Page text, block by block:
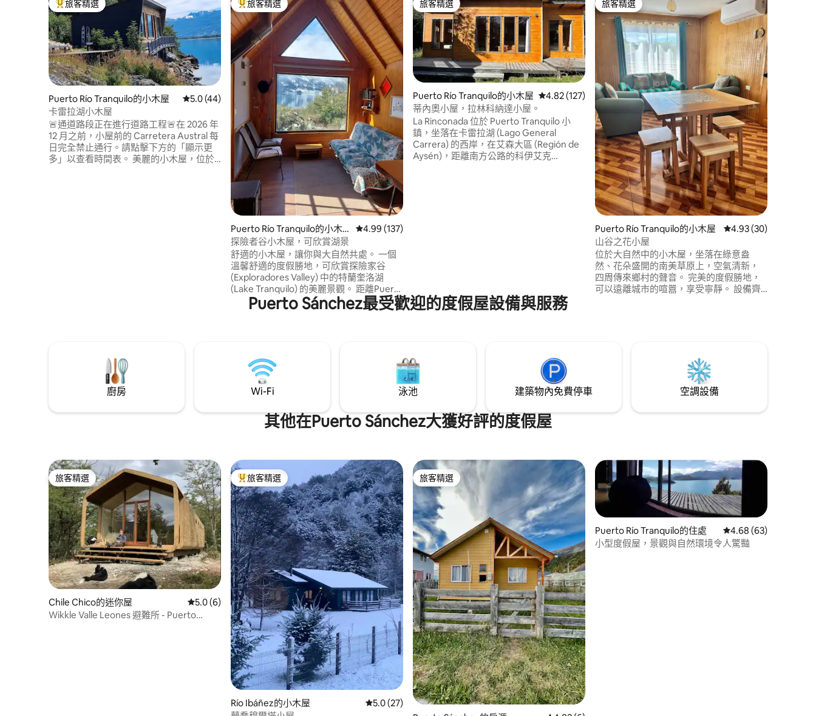
旅客精選榜首
旅客精選
Puerto Río Tranquilo的小木屋 從 44 則評價中獲得 5.0 的平均評分（滿分 5 分）
5.0 (44)
卡雷拉湖小木屋
🚨通道路段正在進行道路工程🚨在 2026 年
12 月之前，小屋前的 Carretera Austral 每
日完全禁止通行。請點擊下方的「顯示更
多」以查看時間表。 美麗的小木屋，位於
旅客精選榜首
旅客精選
Puerto Río Tranquilo的小木
屋
從 137 則評價中獲得 4.99 的平均評分（滿分 5 分）
4.99 (137)
探險者谷小木屋，可欣賞湖景
舒適的小木屋，讓你與大自然共處。 一個
溫馨舒適的度假勝地，可欣賞探險家谷
(Exploradores Valley) 中的特蘭奎洛湖
(Lake Tranquilo) 的美麗景觀。 距離Puerto
Río Tranquilo 11公里，可在那裡預訂前往
Gral湖大理石教堂的行程。Carrera、
木，以及採摘野生水果。
旅客精選
旅客精選
Puerto Río Tranquilo的小木屋 從 127 則評價中獲得 4.82 的平均評分（滿分 5 分）
4.82 (127)
蒂內奧小屋，拉林科納達小屋。
La Rinconada 位於 Puerto Tranquilo 小
鎮，坐落在卡雷拉湖 (Lago General
Carrera) 的西岸，在艾森大區 (Región de
Aysén)，距離南方公路的科伊艾克
旅客精選
旅客精選
Puerto Río Tranquilo的小木屋 從 30 則評價中獲得
4.93 (30)
山谷之花小屋
位於大自然中的小木屋，坐落在綠意盎
然、花朵盛開的南美草原上，空氣清新，
四周傳來鄉村的聲音。 完美的度假勝地，
可以遠離城市的喧囂，享受寧靜。 設備齊
Puerto Sánchez最受歡迎的度假屋設備與服務
廚房 Wi-Fi 泳池 建築物內免費停車 空調設備
其他在Puerto Sánchez大獲好評的度假屋
旅客精選
旅客精選
Chile Chico的迷你屋 從 6 則評價中獲得 5.0 的平均評分（滿分 5 分）
5.0 (6)
Wikkle Valle Leones 避難所 - Puerto
旅客精選榜首
旅客精選
Río Ibáñez的小木屋 從 27 則評價中獲得 5.0 的平均評分（滿分 5 分）
5.0 (27)
旅客精選
旅客精選
Puerto Río Tranquilo的住處 從 63 則評價中獲得
4.68 (63)
小型度假屋，景觀與自然環境令人驚豔